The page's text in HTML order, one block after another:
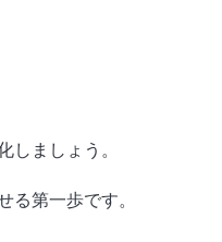
ましょう。
第一歩です。